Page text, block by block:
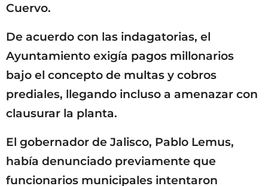
Cuervo.
De acuerdo con las indagatorias, el
Ayuntamiento exigía pagos millonarios
bajo el concepto de multas y cobros
prediales, llegando incluso a amenazar con
clausurar la planta.
El gobernador de Jalisco, Pablo Lemus,
había denunciado previamente que
funcionarios municipales intentaron